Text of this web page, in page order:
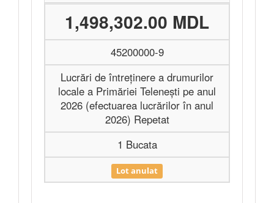
1,498,302.00 MDL
45200000-9
Lucrări de întreținere a drumurilor
locale a Primăriei Telenești pe anul
2026 (efectuarea lucrărilor în anul
2026) Repetat
1 Bucata
Lot anulat